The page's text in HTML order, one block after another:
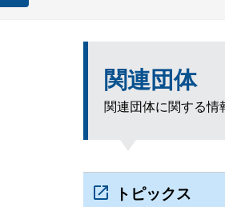
関連団体
関連団体に関する情
トピックス